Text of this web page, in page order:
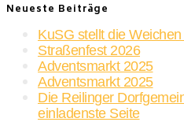
Neueste Beiträge
KuSG stellt die
Straßenfest 2026
Adventsmarkt 2025
Adventsmarkt 2025
Die Reilinger
einladenste Seite